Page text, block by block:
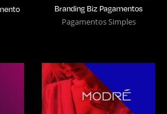
Branding Biz Pagamentos
Pagamentos Simples